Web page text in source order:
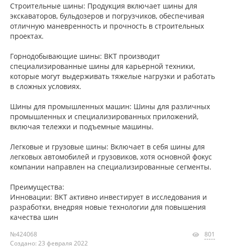
Строительные шины: Продукция включает шины для
экскаваторов, бульдозеров и погрузчиков, обеспечивая
отличную маневренность и прочность в строительных
проектах.
Горнодобывающие шины: BKT производит
специализированные шины для карьерной техники,
которые могут выдерживать тяжелые нагрузки и работать
в сложных условиях.
Шины для промышленных машин: Шины для различных
промышленных и специализированных приложений,
включая тележки и подъемные машины.
Легковые и грузовые шины: Включает в себя шины для
легковых автомобилей и грузовиков, хотя основной фокус
компании направлен на специализированные сегменты.
Преимущества:
Инновации: BKT активно инвестирует в исследования и
разработки, внедряя новые технологии для повышения
качества шин
№424068
Создано: 23 февраля 2022
801